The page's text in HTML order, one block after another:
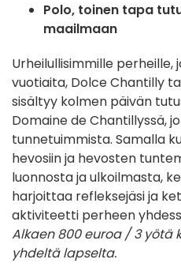
Polo, toinen tapa
maailmaan
Urheilullisimmille
vuotiaita, Dolce Chantilly
sisältyy kolmen päivän
Domaine de Chantillyssä,
tunnetuimmista. Samalla
hevosiin ja hevosten
luonnosta ja ulkoilmasta,
harjoittaa refleksejäsi ja
aktiviteetti perheen
Alkaen 800 euroa / 3 yötä
yhdeltä lapselta.